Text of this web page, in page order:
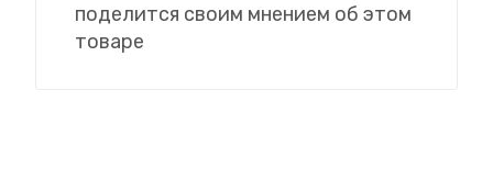
поделится своим мнением об этом
товаре